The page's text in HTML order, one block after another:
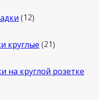
1212
круглые 2121
на круглой розетке